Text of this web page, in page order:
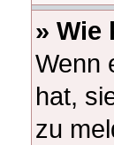
» Wie
Wenn
hat,
zu